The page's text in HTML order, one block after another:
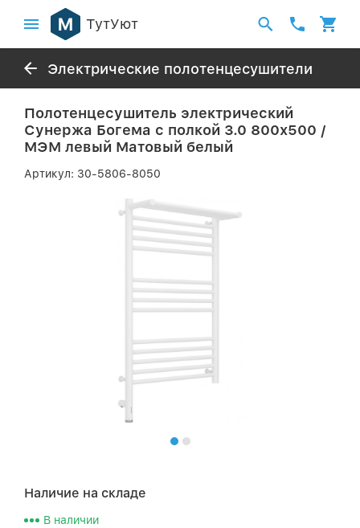
ТутУют
Электрические полотенцесушители
Полотенцесушитель электрический
Сунержа Богема с полкой 3.0 800х500 /
МЭМ левый Матовый белый
Артикул: 30-5806-8050
Наличие на складе
В наличии